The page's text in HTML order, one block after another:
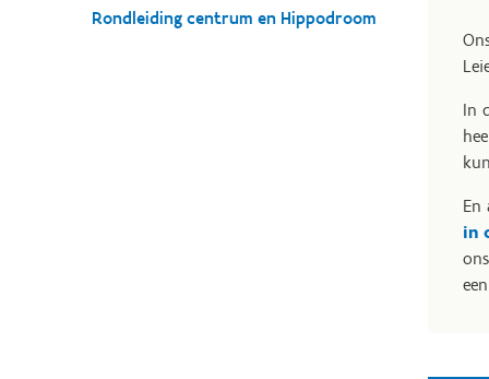
Rondleiding centrum en Hippodroom
In
En
in